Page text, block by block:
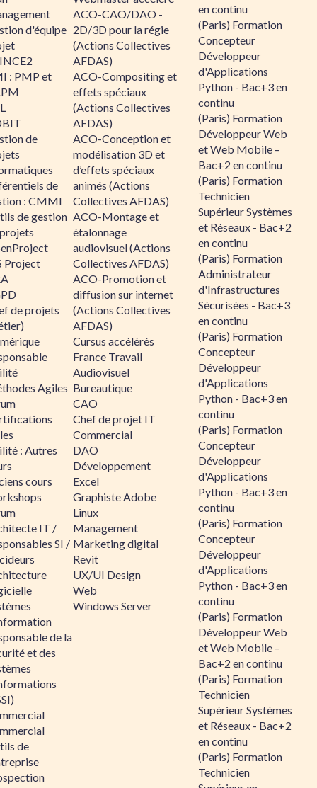
d'équipe
: PMP et
de
de
: CMMI
de gestion
Project
de projets
Agiles
: Autres
cours
IT /
SI /
de la
et des
de
ACO-CAO/DAO -
2D/3D pour la régie
(Actions Collectives
AFDAS)
ACO-Compositing et
effets spéciaux
(Actions Collectives
AFDAS)
ACO-Conception et
modélisation 3D et
d’effets spéciaux
animés (Actions
Collectives AFDAS)
ACO-Montage et
étalonnage
audiovisuel (Actions
Collectives AFDAS)
ACO-Promotion et
diffusion sur internet
(Actions Collectives
AFDAS)
Cursus accélérés
France Travail
Audiovisuel
Bureautique
CAO
Chef de projet IT
Commercial
DAO
Développement
Excel
Graphiste Adobe
Linux
Management
Marketing digital
Revit
UX/UI Design
Web
Windows Server
en continu
(Paris) Formation
Concepteur
Développeur
d'Applications
Python - Bac+3 en
continu
(Paris) Formation
Développeur Web
et Web Mobile –
Bac+2 en continu
(Paris) Formation
Technicien
Supérieur Systèmes
et Réseaux - Bac+2
en continu
(Paris) Formation
Administrateur
d'Infrastructures
Sécurisées - Bac+3
en continu
(Paris) Formation
Concepteur
Développeur
d'Applications
Python - Bac+3 en
continu
(Paris) Formation
Concepteur
Développeur
d'Applications
Python - Bac+3 en
continu
(Paris) Formation
Concepteur
Développeur
d'Applications
Python - Bac+3 en
continu
(Paris) Formation
Développeur Web
et Web Mobile –
Bac+2 en continu
(Paris) Formation
Technicien
Supérieur Systèmes
et Réseaux - Bac+2
en continu
(Paris) Formation
Technicien